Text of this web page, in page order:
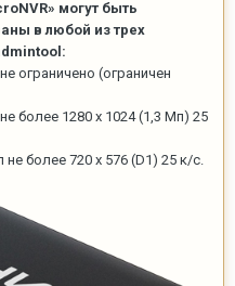
могут быть
в любой из трех
ограничено (ограничен
более 1280 х 1024 (1,3 Мп) 25
более 720 х 576 (D1) 25 к/с.